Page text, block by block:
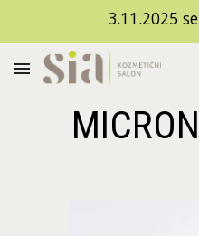
3.11.2025